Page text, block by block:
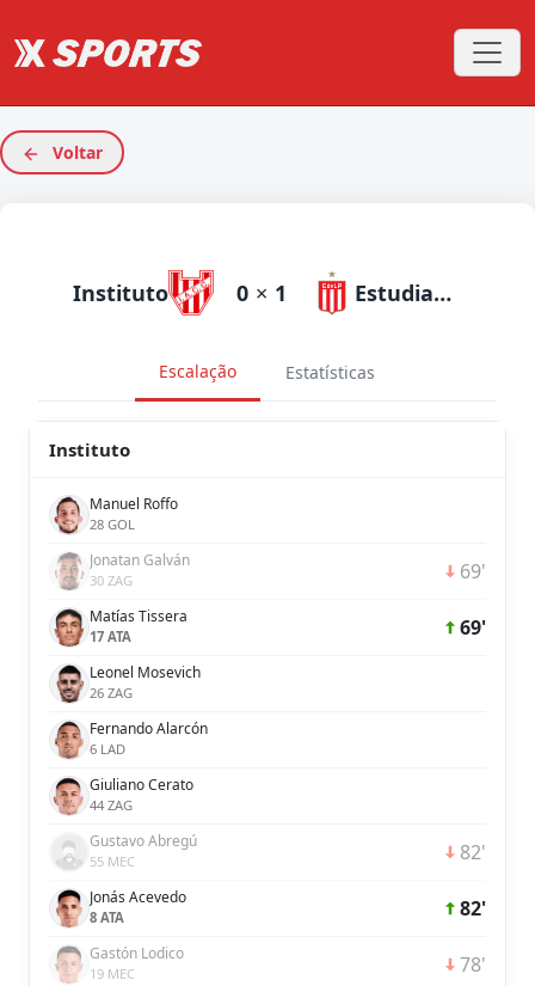
Voltar
Instituto 0 × 1 Estudiantes
Escalação Estatísticas
Instituto
Manuel Roffo
28 GOL
Jonatan Galván
30 ZAG 69'
Matías Tissera
17 ATA 69'
Leonel Mosevich
26 ZAG
Fernando Alarcón
6 LAD
Giuliano Cerato
44 ZAG
Gustavo Abregú
55 MEC 82'
Jonás Acevedo
8 ATA 82'
Gastón Lodico
19 MEC 78'